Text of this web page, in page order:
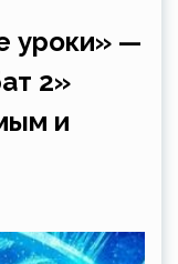
уроки» —
2»
и